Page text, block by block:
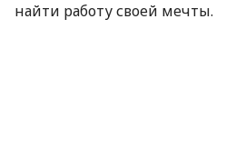
найти работу своей мечты.